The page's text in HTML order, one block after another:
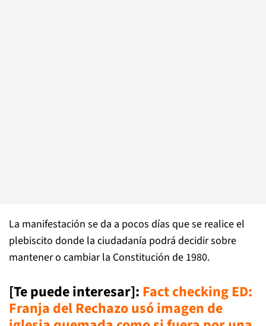
La manifestación se da a pocos días que se realice el
plebiscito donde la ciudadanía podrá decidir sobre
mantener o cambiar la Constitución de 1980.
[Te puede interesar]: Fact checking ED:
Franja del Rechazo usó imagen de